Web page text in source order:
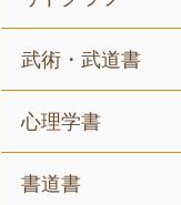
武術・武道書
心理学書
書道書